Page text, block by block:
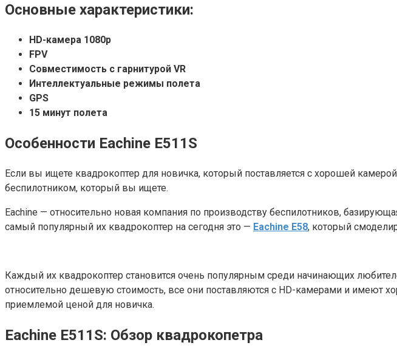
Основные характеристики:
HD-камера 1080p
FPV
Совместимость с гарнитурой VR
Интеллектуальные режимы полета
GPS
15 минут полета
Особенности Eachine E511S
Если вы ищете квадрокоптер для новичка, который поставляется с хорошей
беспилотником, который вы ищете.
Eachine — относительно новая компания по производству беспилотников,
самый популярный их квадрокоптер на сегодня это — Eachine E58, который
Каждый их квадрокоптер становится очень популярным среди начинающих
относительно дешевую стоимость, все они поставляются с HD-камерами и имеют
приемлемой ценой для новичка.
Eachine E511S: Обзор квадрокопетра